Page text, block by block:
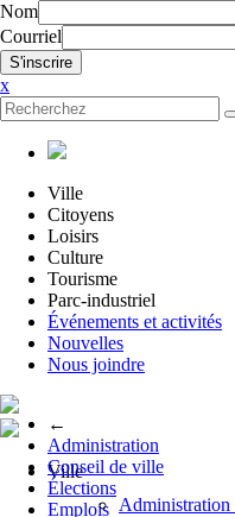
Nom
Courriel
x
Ville
Citoyens
Loisirs
Culture
Tourisme
Parc-industriel
Événements et activités
Nouvelles
Nous joindre
←
Administration
Conseil de ville
Élections
Emplois
Ville
Administration